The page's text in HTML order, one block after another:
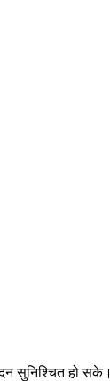
सुनिश्चित हो सके।